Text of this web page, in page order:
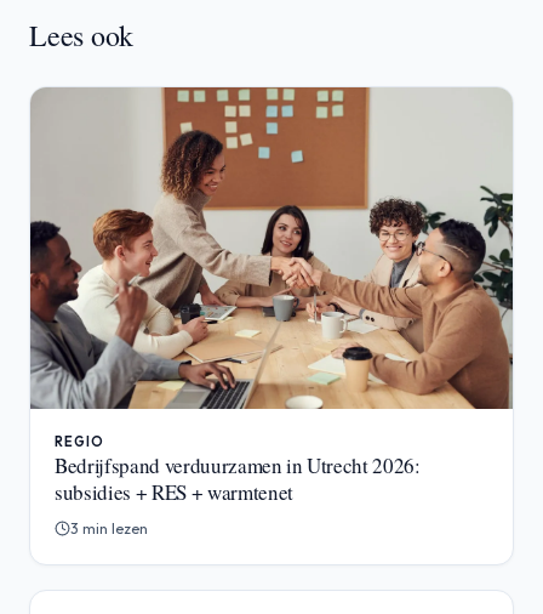
Lees ook
REGIO
Bedrijfspand verduurzamen in Utrecht 2026:
subsidies + RES + warmtenet
3 min lezen